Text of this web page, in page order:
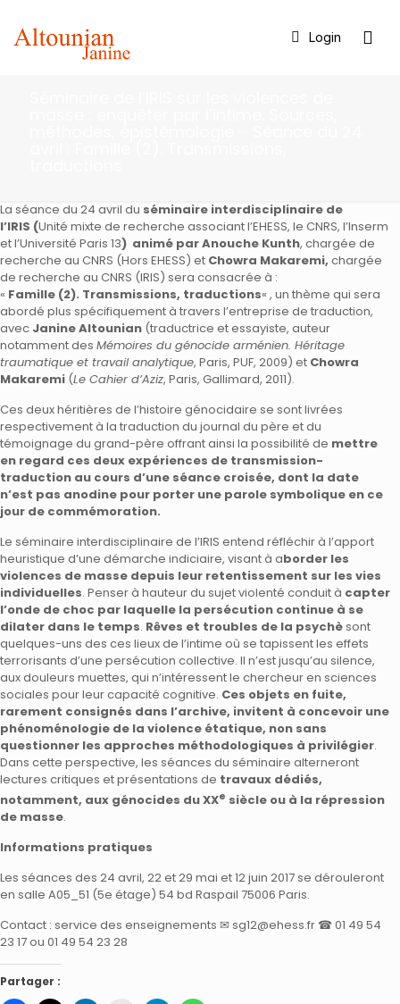
Login
La séance du 24 avril du séminaire interdisciplinaire de
l’IRIS (Unité mixte de recherche associant l’EHESS, le CNRS, l’Inserm
et l’Université Paris 13) animé par Anouche Kunth, chargée de
recherche au CNRS (Hors EHESS) et Chowra Makaremi, chargée
de recherche au CNRS (IRIS) sera consacrée à :
« Famille (2). Transmissions, traductions« , un thème qui sera
abordé plus spécifiquement à travers l’entreprise de traduction,
avec Janine Altounian (traductrice et essayiste, auteur
notamment des Mémoires du génocide arménien. Héritage
traumatique et travail analytique, Paris, PUF, 2009) et Chowra
Makaremi (Le Cahier d’Aziz, Paris, Gallimard, 2011).
Ces deux héritières de l’histoire génocidaire se sont livrées
respectivement à la traduction du journal du père et du
témoignage du grand-père offrant ainsi la possibilité de mettre
en regard ces deux expériences de transmission-
traduction au cours d’une séance croisée, dont la date
n’est pas anodine pour porter une parole symbolique en ce
jour de commémoration.
Le séminaire interdisciplinaire de l’IRIS entend réfléchir à l’apport
heuristique d’une démarche indiciaire, visant à aborder les
violences de masse depuis leur retentissement sur les vies
individuelles. Penser à hauteur du sujet violenté conduit à capter
l’onde de choc par laquelle la persécution continue à se
dilater dans le temps. Rêves et troubles de la psychèsont
quelques-uns des ces lieux de l’intime où se tapissent les effets
terrorisants d’une persécution collective. Il n’est jusqu’au silence,
aux douleurs muettes, qui n’intéressent le chercheur en sciences
sociales pour leur capacité cognitive. Ces objets en fuite,
rarement consignés dans l’archive, invitent à concevoir une
phénoménologie de la violence étatique, non sans
questionner les approches méthodologiques à privilégier.
Dans cette perspective, les séances du séminaire alterneront
lectures critiques et présentations de travaux dédiés,
notamment, aux génocides du XXe siècle ou à la répression
de masse.
Informations pratiques
Les séances des 24 avril, 22 et 29 mai et 12 juin 2017 se dérouleront
en salle A05_51 (5e étage) 54 bd Raspail 75006 Paris.
Contact : service des enseignements ✉ sg12@ehess.fr ☎ 01 49 54
23 17 ou 01 49 54 23 28
Partager :